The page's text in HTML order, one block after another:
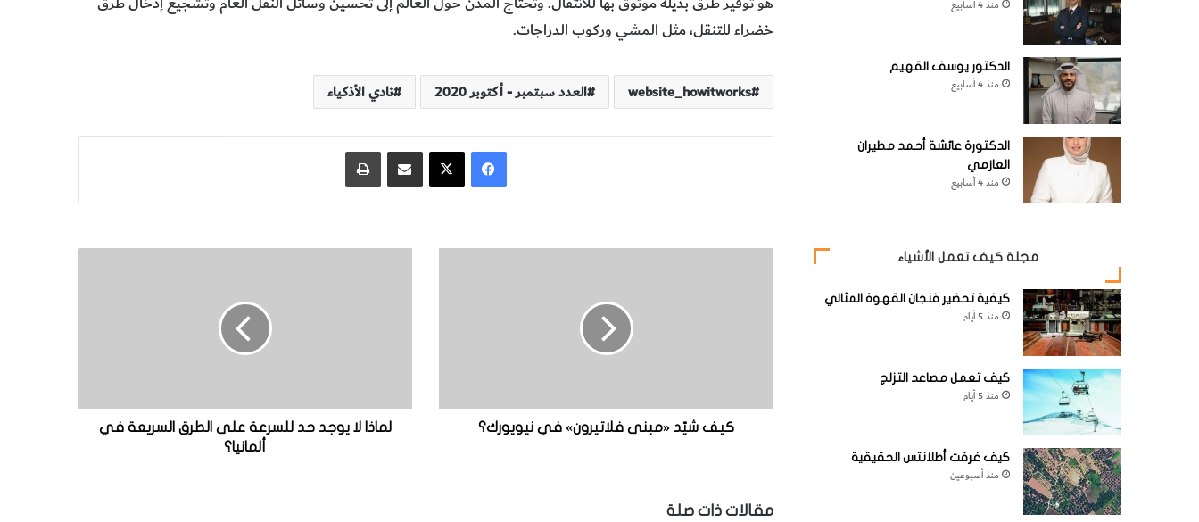
خضراء للتنقل، مثل المشي وركوب الدراجات.
website_howitworks العدد سبتمبر - أكتوبر 2020 نادي الأذكياء
فيسبوك ‫X مشاركة عبر البريد
ب
كيف شيّد «مبنى فلاتيرون» في نيويورك؟
و
لماذا لا يوجد حد للسرعة على الطرق السريعة في
ألمانيا؟
مقالات ذات صلة
منذ 4 أسابيع
الدكتور يوسف القهيم
منذ 4 أسابيع
الدكتورة عائشة أحمد مطيران
العازمي
منذ 4 أسابيع
مجلة كيف تعمل الأشياء
كيفية تحضير فنجان القهوة المثالي
منذ 5 أيام
كيف تعمل مصاعد التزلج
منذ 5 أيام
كيف غرقت أطلانتس الحقيقية
منذ أسبوعين